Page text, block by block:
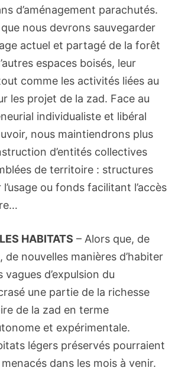
d’aménagement parachutés.
que nous devrons sauvegarder
actuel et partagé de la forêt
espaces boisés, leur
comme les activités liées au
les projet de la zad. Face au
individualiste et libéral
nous maintiendrons plus
d’entités collectives
de territoire : structures
ou fonds facilitant l’accès
HABITATS – Alors que, de
de nouvelles manières d’habiter
d’expulsion du
une partie de la richesse
de la zad en terme
et expérimentale.
légers préservés pourraient
dans les mois à venir.